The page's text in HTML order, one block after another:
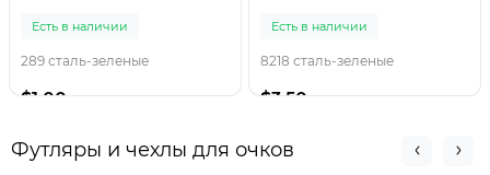
Есть в наличии
289 сталь-зеленые
$1.00
Есть в наличии
8218 сталь-зеленые
$3.50
Футляры и чехлы для очков